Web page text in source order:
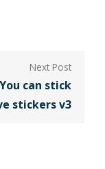
can stick
stickers v3